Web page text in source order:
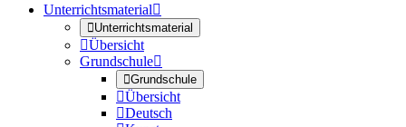
Unterrichtsmaterial
Unterrichtsmaterial
Übersicht
Grundschule
Grundschule
Übersicht
Deutsch